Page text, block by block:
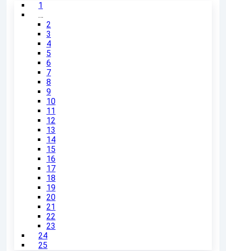
1
…
2
3
4
5
6
7
8
9
10
11
12
13
14
15
16
17
18
19
20
21
22
23
24
25